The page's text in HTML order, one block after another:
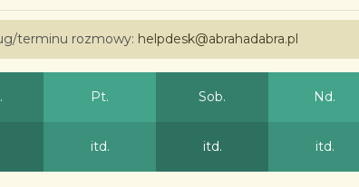
terminu rozmowy: helpdesk@abrahadabra.pl
Pt. Sob. Nd.
itd. itd. itd.